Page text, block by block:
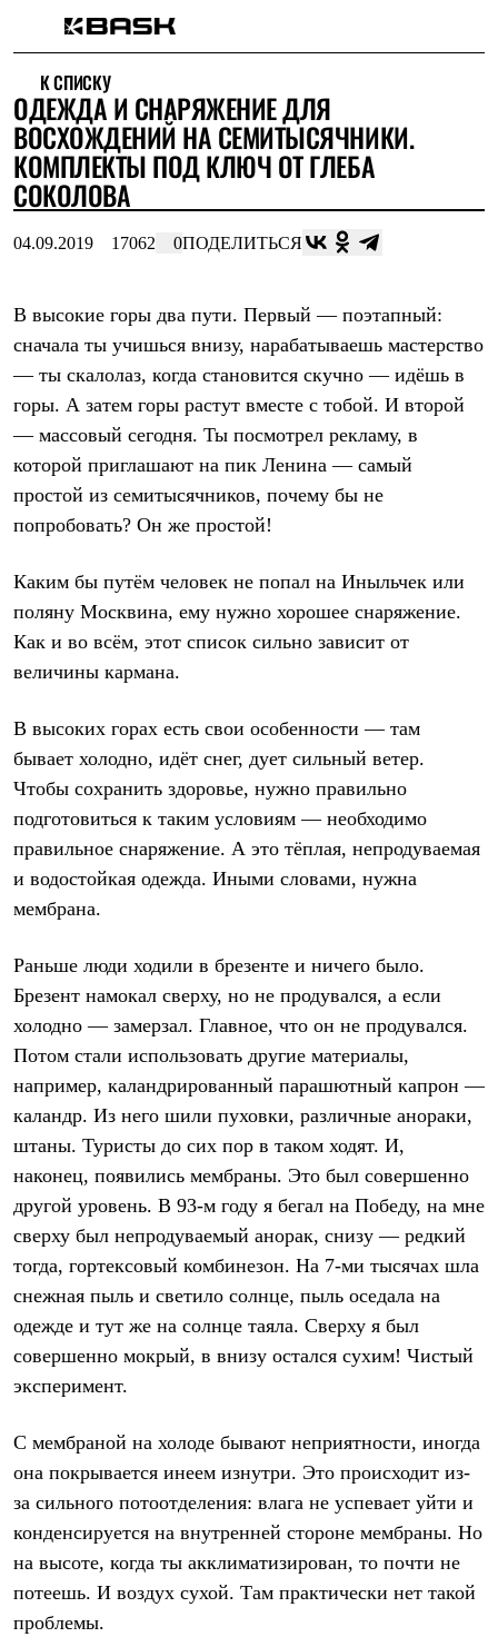
Интернет-магазин
Мужская одежда
Утепленная пухом
Куртки
Брюки
Жилеты
Комбинезоны
Куртки
Куртки
Софтшелл одежда
Куртки
Брюки
Флисовая одежда
Куртки
Брюки
Термобелье
Теплое термобелье
Лёгкая одежда
Футболки
Рубашки
Толстовки
Брюки
Женская одежда
Утепленная пухом
Куртки
Брюки
Утепленная синтетикой
Куртки
Брюки
Штормовая одежда
Куртки
Брюки
Лёгкая одежда
Футболки
Толстовки
Термобелье
Теплое термобелье
Среднее термобелье
Легкое термобелье
Флисовая одежда
Куртки
Детская одежда
Утепленная пухом
Брюки
Утепленная синтетикой
Комбинезоны
Куртки
Лёгкая одежда
Футболки
Толстовки
Брюки
Куртки
Флисовая одежда
Брюки
Жилеты
К СПИСКУ
​ОДЕЖДА И СНАРЯЖЕНИЕ ДЛЯ
ВОСХОЖДЕНИЙ НА СЕМИТЫСЯЧНИКИ.
КОМПЛЕКТЫ ПОД КЛЮЧ ОТ ГЛЕБА
СОКОЛОВА
04.09.2019 17062 0ПОДЕЛИТЬСЯ
В высокие горы два пути. Первый — поэтапный:
сначала ты учишься внизу, нарабатываешь мастерство
— ты скалолаз, когда становится скучно — идёшь в
горы. А затем горы растут вместе с тобой. И второй
— массовый сегодня. Ты посмотрел рекламу, в
которой приглашают на пик Ленина — самый
простой из семитысячников, почему бы не
попробовать? Он же простой!
Каким бы путём человек не попал на Иныльчек или
поляну Москвина, ему нужно хорошее снаряжение.
Как и во всём, этот список сильно зависит от
величины кармана.
В высоких горах есть свои особенности — там
бывает холодно, идёт снег, дует сильный ветер.
Чтобы сохранить здоровье, нужно правильно
подготовиться к таким условиям — необходимо
правильное снаряжение. А это тёплая, непродуваемая
и водостойкая одежда. Иными словами, нужна
мембрана.
Раньше люди ходили в брезенте и ничего было.
Брезент намокал сверху, но не продувался, а если
холодно — замерзал. Главное, что он не продувался.
Потом стали использовать другие материалы,
например, каландрированный парашютный капрон —
каландр. Из него шили пуховки, различные анораки,
штаны. Туристы до сих пор в таком ходят. И,
наконец, появились мембраны. Это был совершенно
другой уровень. В 93-м году я бегал на Победу, на мне
сверху был непродуваемый анорак, снизу — редкий
тогда, гортексовый комбинезон. На 7-ми тысячах шла
снежная пыль и светило солнце, пыль оседала на
одежде и тут же на солнце таяла. Сверху я был
совершенно мокрый, в внизу остался сухим! Чистый
эксперимент.
С мембраной на холоде бывают неприятности, иногда
она покрывается инеем изнутри. Это происходит из-
за сильного потоотделения: влага не успевает уйти и
конденсируется на внутренней стороне мембраны. Но
на высоте, когда ты акклиматизирован, то почти не
потеешь. И воздух сухой. Там практически нет такой
проблемы.